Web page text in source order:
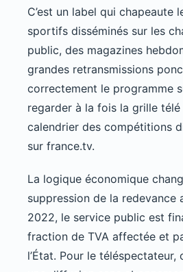
C’est un label qui chapeaute
sportifs disséminés sur les
public, des magazines
grandes retransmissions
correctement le programme
regarder à la fois la grille
calendrier des compétitions
sur france.tv.
La logique économique
suppression de la redevance
2022, le service public est
fraction de TVA affectée et
l’État. Pour le